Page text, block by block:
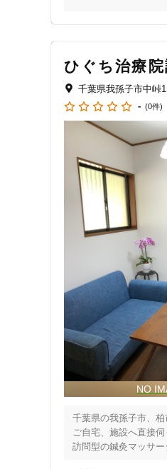
北総鉄道 印西牧の原
関東鉄道竜ヶ崎線 入
ひぐち治療
千葉県我孫子市中
- (0件)
千葉県の我孫子市、
ご自宅、施設へ直接伺